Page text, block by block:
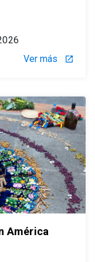
Ver más
launch
América